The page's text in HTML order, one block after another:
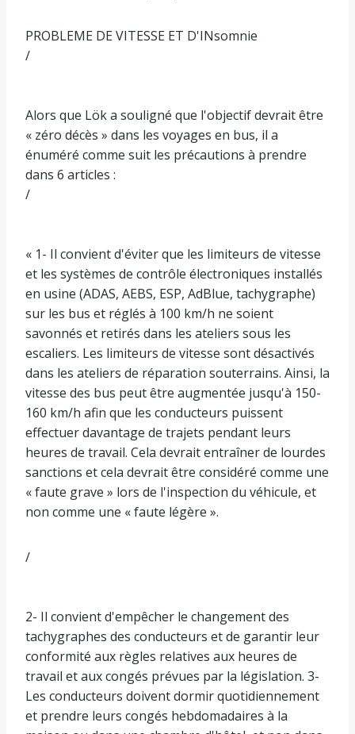
PROBLEME DE VITESSE ET D'INsomnie
/
Alors que Lök a souligné que l'objectif devrait être
« zéro décès » dans les voyages en bus, il a
énuméré comme suit les précautions à prendre
dans 6 articles :
/
« 1- Il convient d'éviter que les limiteurs de vitesse
et les systèmes de contrôle électroniques installés
en usine (ADAS, AEBS, ESP, AdBlue, tachygraphe)
sur les bus et réglés à 100 km/h ne soient
savonnés et retirés dans les ateliers sous les
escaliers. Les limiteurs de vitesse sont désactivés
dans les ateliers de réparation souterrains. Ainsi, la
vitesse des bus peut être augmentée jusqu'à 150-
160 km/h afin que les conducteurs puissent
effectuer davantage de trajets pendant leurs
heures de travail. Cela devrait entraîner de lourdes
sanctions et cela devrait être considéré comme une
« faute grave » lors de l'inspection du véhicule, et
non comme une « faute légère ».
/
2- Il convient d'empêcher le changement des
tachygraphes des conducteurs et de garantir leur
conformité aux règles relatives aux heures de
travail et aux congés prévues par la législation. 3-
Les conducteurs doivent dormir quotidiennement
et prendre leurs congés hebdomadaires à la